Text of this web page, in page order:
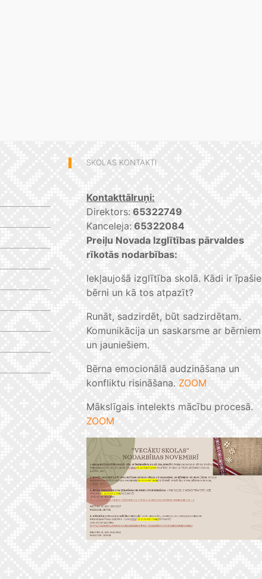
SKOLAS KONTAKTI
Kontakttālruņi:
Direktors: 65322749
Kanceleja: 65322084
Preiļu Novada Izglītības pārvaldes
rīkotās nodarbības:
Iekļaujošā izglītība skolā. Kādi ir īpašie
bērni un kā tos atpazīt?
Runāt, sadzirdēt, būt sadzirdētam.
Komunikācija un saskarsme ar bērniem
un jauniešiem.
Bērna emocionālā audzināšana un
konfliktu risināšana. ZOOM
Mākslīgais intelekts mācību procesā.
ZOOM